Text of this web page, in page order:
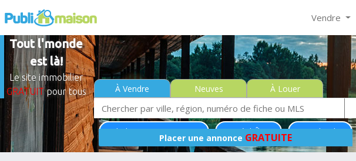
Tout l'monde
est là!
Le site immobilier
GRATUITpour tous
Vendre
À Vendre Neuves
À Louer
Hochelaga-Maisonneuve Montréal (Île) Moins de 0$
Placer une annonce GRATUITE